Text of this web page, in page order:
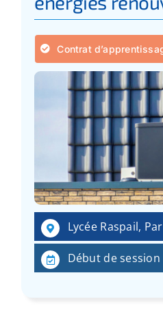
Contrat
Lycée Raspail,
Début de